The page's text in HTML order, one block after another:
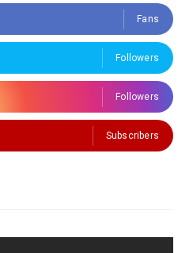
Fans
Followers
Followers
Subscribers